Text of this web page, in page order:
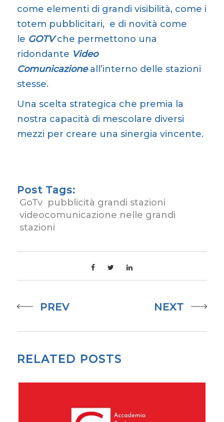
come elementi di grandi visibilità, come i
totem pubblicitari, e di novità come
le GOTVche permettono una
ridondante Video
Comunicazioneall’interno delle stazioni
stesse.
Una scelta strategica che premia la
nostra capacità di mescolare diversi
mezzi per creare una sinergia vincente.
Post Tags:
GoTv pubblicità grandi stazioni
videocomunicazione nelle grandi
stazioni
PREV NEXT
RELATED POSTS